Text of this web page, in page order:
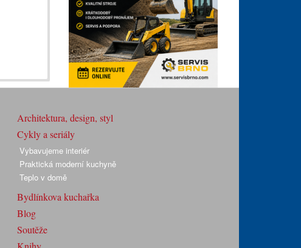
Architektura, design, styl
Cykly a seriály
Vybavujeme interiér
Praktická moderní kuchyně
Teplo v domě
Bydlínkova kuchařka
Blog
Soutěže